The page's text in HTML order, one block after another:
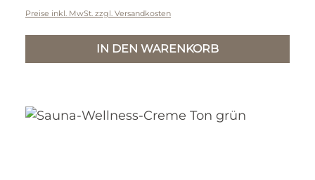
Preise inkl. MwSt. zzgl. Versandkosten
IN DEN WARENKORB